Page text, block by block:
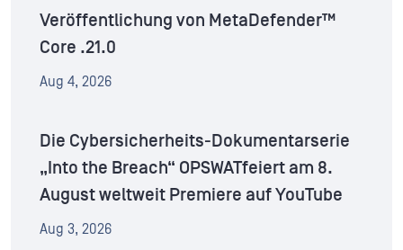
Veröffentlichung von MetaDefender™
Core .21.0
Aug 4, 2026
Die Cybersicherheits-Dokumentarserie
„Into the Breach“ OPSWATfeiert am 8.
August weltweit Premiere auf YouTube
Aug 3, 2026